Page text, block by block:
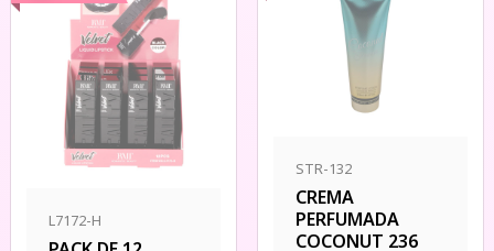
L7172-H
STR-132
CREMA
PERFUMADA
COCONUT 236